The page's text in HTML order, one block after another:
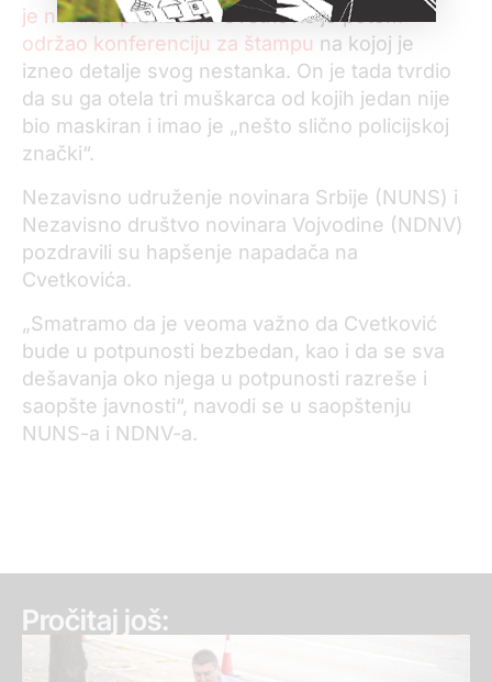
je novinar pronađen. Cvetković je potom
održao konferenciju za štampu na kojoj je
izneo detalje svog nestanka. On je tada tvrdio
da su ga otela tri muškarca od kojih jedan nije
bio maskiran i imao je „nešto slično policijskoj
znački“.
Nezavisno udruženje novinara Srbije (NUNS) i
Nezavisno društvo novinara Vojvodine (NDNV)
pozdravili su hapšenje napadača na
Cvetkovića.
„Smatramo da je veoma važno da Cvetković
bude u potpunosti bezbedan, kao i da se sva
dešavanja oko njega u potpunosti razreše i
saopšte javnosti“, navodi se u saopštenju
NUNS-a i NDNV-a.
Pročitaj još: